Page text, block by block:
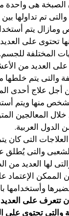
هى واحدة
تم تداولها
ومازال يتم
تحتوى على
المختلفة للجسم.
العديد من
والتى يتم خلطها
أجل علاج أحدى
منها ويتم
المعالجين
الدول العربية.
التى كان
والتى يُطلق
لها العديد من
الممكن الإعتماد
وأستخدامها
تتعرف على
والتى تحتوى على